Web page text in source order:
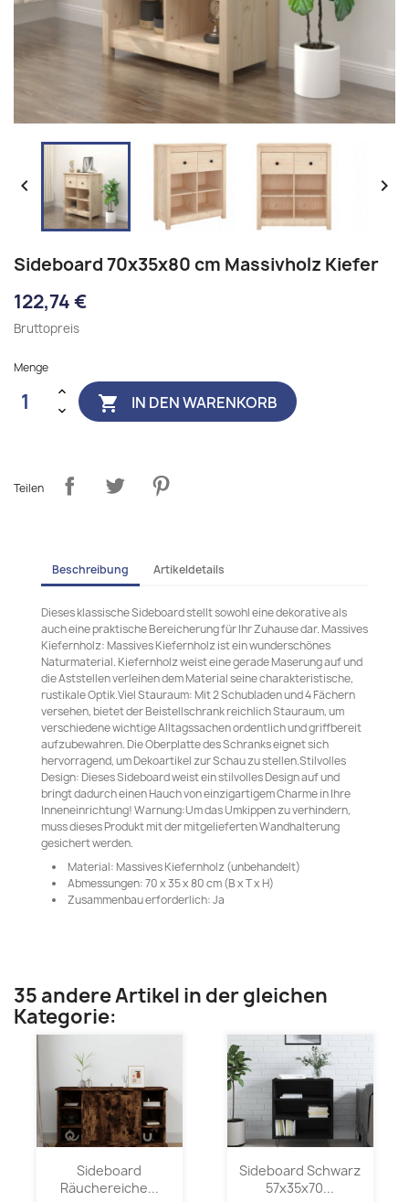
 
Sideboard 70x35x80 cm Massivholz Kiefer
122,74 €
Bruttopreis
Menge
 IN DEN WARENKORB
Teilen
Beschreibung Artikeldetails
Dieses klassische Sideboard stellt sowohl eine dekorative als
auch eine praktische Bereicherung für Ihr Zuhause dar. Massives
Kiefernholz: Massives Kiefernholz ist ein wunderschönes
Naturmaterial. Kiefernholz weist eine gerade Maserung auf und
die Aststellen verleihen dem Material seine charakteristische,
rustikale Optik.Viel Stauraum: Mit 2 Schubladen und 4 Fächern
versehen, bietet der Beistellschrank reichlich Stauraum, um
verschiedene wichtige Alltagssachen ordentlich und griffbereit
aufzubewahren. Die Oberplatte des Schranks eignet sich
hervorragend, um Dekoartikel zur Schau zu stellen.Stilvolles
Design: Dieses Sideboard weist ein stilvolles Design auf und
bringt dadurch einen Hauch von einzigartigem Charme in Ihre
Inneneinrichtung! Warnung:Um das Umkippen zu verhindern,
muss dieses Produkt mit der mitgelieferten Wandhalterung
gesichert werden.
Material: Massives Kiefernholz (unbehandelt)
Abmessungen: 70 x 35 x 80 cm (B x T x H)
Zusammenbau erforderlich: Ja
35 andere Artikel in der gleichen
Kategorie:
Sideboard
Räuchereiche...
Sideboard Schwarz
57x35x70...